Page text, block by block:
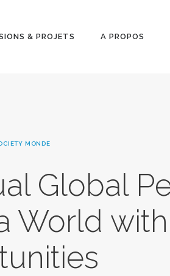
& PROJETS A PROPOS
MONDE
Global
World